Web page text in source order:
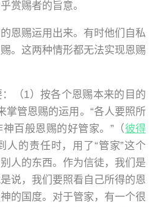
赏赐者的旨意。
恩赐运用出来。有时他们自私
。这两种情形都无法实现恩赐
（1）按各个恩赐本来的目的
掌管恩赐的运用。“各人要照所
百般恩赐的好管家。”（彼得
人的责任时，用了“管家”这个
人的东西。作为信徒，我们是
说，我们要照看自己所得的恩
的国度。对于管家，有一个很